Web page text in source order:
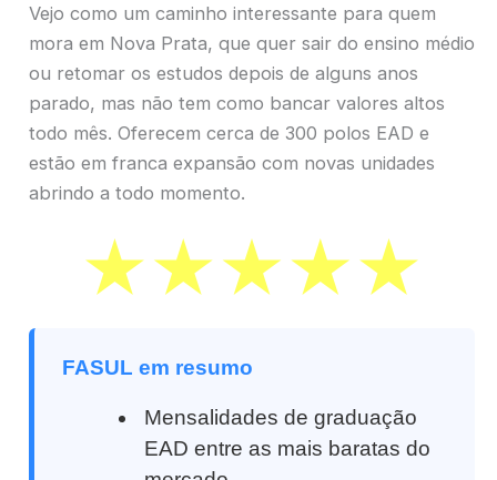
Vejo como um caminho interessante para quem
mora em Nova Prata, que quer sair do ensino médio
ou retomar os estudos depois de alguns anos
parado, mas não tem como bancar valores altos
todo mês. Oferecem cerca de 300 polos EAD e
estão em franca expansão com novas unidades
abrindo a todo momento.
FASUL em resumo
Mensalidades de graduação
EAD entre as mais baratas do